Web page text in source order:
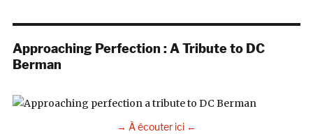
Approaching Perfection : A Tribute to DC
Berman
→ À écouter ici ←